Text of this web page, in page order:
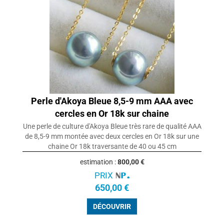
Perle d'Akoya Bleue 8,5-9 mm AAA avec
cercles en Or 18k sur chaine
Une perle de culture d'Akoya Bleue très rare de qualité AAA
de 8,5-9 mm montée avec deux cercles en Or 18k sur une
chaine Or 18k traversante de 40 ou 45 cm
estimation :800,00 €
PRIX
650,00 €
DÉCOUVRIR